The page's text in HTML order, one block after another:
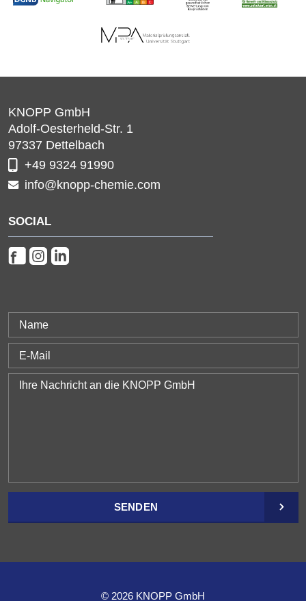
KNOPP GmbH
Adolf-Oesterheld-Str. 1
97337 Dettelbach
+49 9324 91990
info@knopp-chemie.com
SOCIAL
SENDEN
© 2026 KNOPP GmbH